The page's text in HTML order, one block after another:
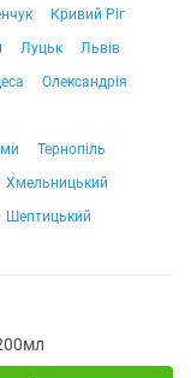
Кривий Ріг
Луцьк
Львів
Олександрія
Тернопіль
Хмельницький
Шептицький